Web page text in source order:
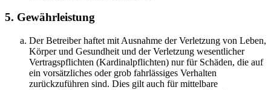
5. Gewährleistung
Der Betreiber haftet mit Ausnahme der Verletzung von Leben,
Körper und Gesundheit und der Verletzung wesentlicher
Vertragspflichten (Kardinalpflichten) nur für Schäden, die auf
ein vorsätzliches oder grob fahrlässiges Verhalten
zurückzuführen sind. Dies gilt auch für mittelbare